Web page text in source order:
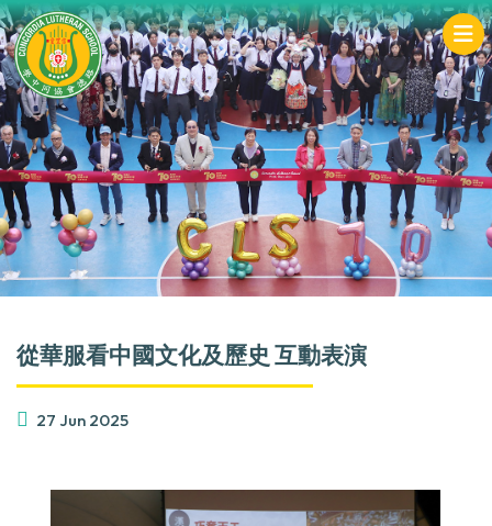
從華服看中國文化及歷史 互動表演
27 Jun 2025